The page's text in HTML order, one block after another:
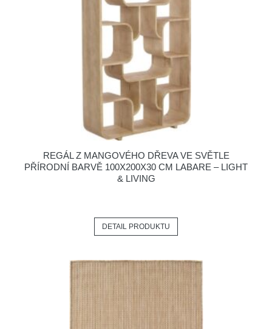
REGÁL Z MANGOVÉHO DŘEVA VE SVĚTLE
PŘÍRODNÍ BARVĚ 100X200X30 CM LABARE – LIGHT
& LIVING
DETAIL PRODUKTU